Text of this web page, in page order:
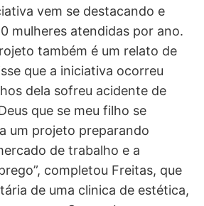
vem se destacando e
mulheres atendidas por ano.
também é um relato de
que a iniciativa ocorreu
dela sofreu acidente de
que se meu filho se
um projeto preparando
de trabalho e a
completou Freitas, que
de uma clinica de estética,